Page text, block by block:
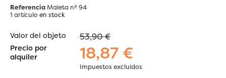
ReferenciaMaleta nº 94
1 artículo en stock
Valor del objeto 53,90 €
Precio por
alquiler
18,87 €
Impuestos excluidos